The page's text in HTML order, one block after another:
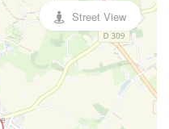
Street View